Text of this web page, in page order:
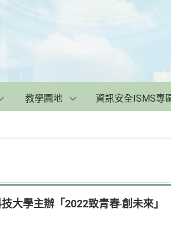
教學園地 資訊安全ISMS專
大學主辦「2022致青春‧創未來」